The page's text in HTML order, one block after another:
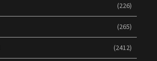
(226)
(265)
(2412)